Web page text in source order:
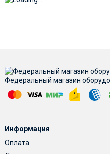
Федеральный магазин
Информация
Оплата